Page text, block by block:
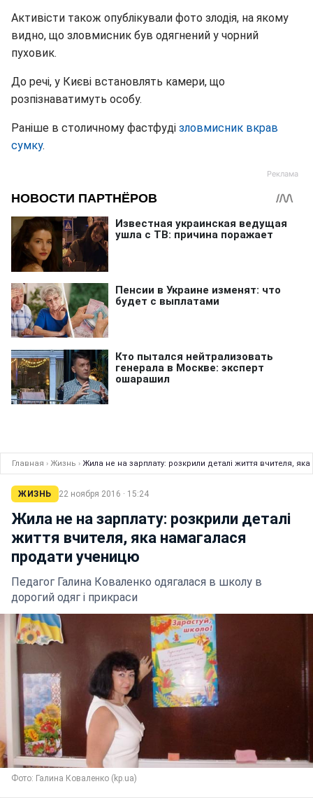
Активісти також опублікували фото злодія, на якому
видно, що зловмисник був одягнений у чорний
пуховик.
До речі, у Києві встановлять камери, що
розпізнаватимуть особу.
Раніше в столичному фастфуді зловмисник вкрав
сумку.
Главная › Жизнь › Жила не на зарплату: розкрили деталі життя вчителя,
ЖИЗНЬ 22 ноября 2016 · 15:24
Жила не на зарплату: розкрили деталі
життя вчителя, яка намагалася
продати ученицю
Педагог Галина Коваленко одягалася в школу в
дорогий одяг і прикраси
Фото: Галина Коваленко (kp.ua)